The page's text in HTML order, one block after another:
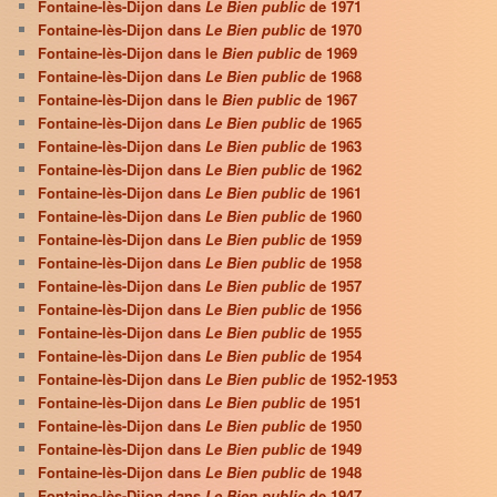
Fontaine-lès-Dijon dansLe Bien publicde 1971
Fontaine-lès-Dijon dansLe Bien publicde 1970
Fontaine-lès-Dijon dans leBien public de 1969
Fontaine-lès-Dijon dansLe Bien publicde 1968
Fontaine-lès-Dijon dans leBien public de 1967
Fontaine-lès-Dijon dansLe Bien publicde 1965
Fontaine-lès-Dijon dansLe Bien publicde 1963
Fontaine-lès-Dijon dansLe Bien publicde 1962
Fontaine-lès-Dijon dansLe Bien publicde 1961
Fontaine-lès-Dijon dansLe Bien publicde 1960
Fontaine-lès-Dijon dansLe Bien publicde 1959
Fontaine-lès-Dijon dansLe Bien publicde 1958
Fontaine-lès-Dijon dansLe Bien publicde 1957
Fontaine-lès-Dijon dansLe Bien publicde 1956
Fontaine-lès-Dijon dansLe Bien publicde 1955
Fontaine-lès-Dijon dansLe Bien publicde 1954
Fontaine-lès-Dijon dansLe Bien publicde 1952-1953
Fontaine-lès-Dijon dansLe Bien publicde 1951
Fontaine-lès-Dijon dansLe Bien publicde 1950
Fontaine-lès-Dijon dansLe Bien publicde 1949
Fontaine-lès-Dijon dansLe Bien publicde 1948